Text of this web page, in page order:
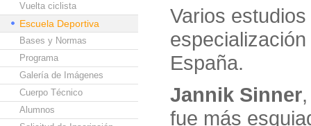
Vuelta ciclista
Escuela Deportiva
Bases y Normas
Programa
Galería de Imágenes
Cuerpo Técnico
Alumnos
Varios
España.
Jannik Sinner
fue más